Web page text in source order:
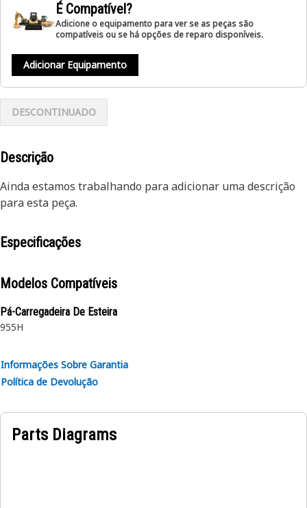
É Compatível?
Adicione o equipamento para ver se as peças são
compatíveis ou se há opções de reparo disponíveis.
Adicionar Equipamento
DESCONTINUADO
Descrição
Ainda estamos trabalhando para adicionar uma descrição
para esta peça.
Especificações
Modelos Compatíveis
Pá-Carregadeira De Esteira
955H
Informações Sobre Garantia
Política de Devolução
Parts Diagrams